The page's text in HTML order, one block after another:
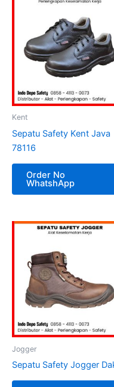
Kent
Sepatu Safety Kent Java
78116
Order No
WhatshApp
Jogger
Sepatu Safety Jogger